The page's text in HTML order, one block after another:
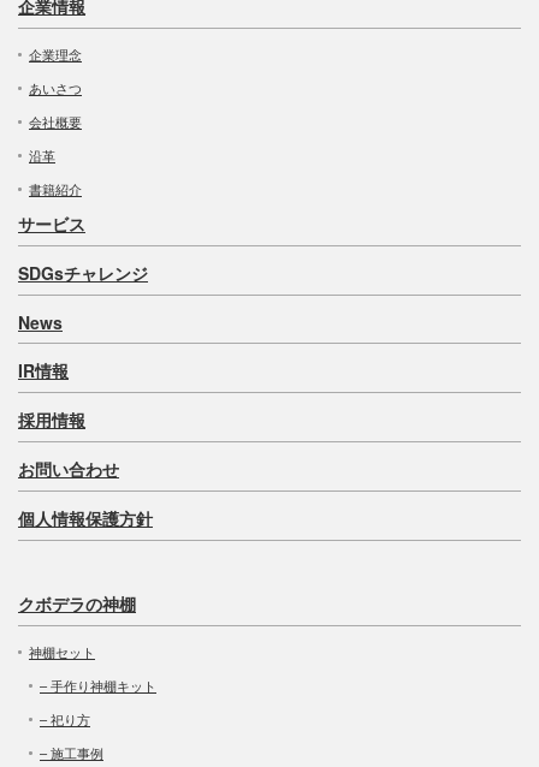
企業情報
企業理念
あいさつ
会社概要
沿革
書籍紹介
サービス
SDGsチャレンジ
News
IR情報
採用情報
お問い合わせ
個人情報保護方針
クボデラの神棚
神棚セット
– 手作り神棚キット
– 祀り方
– 施工事例